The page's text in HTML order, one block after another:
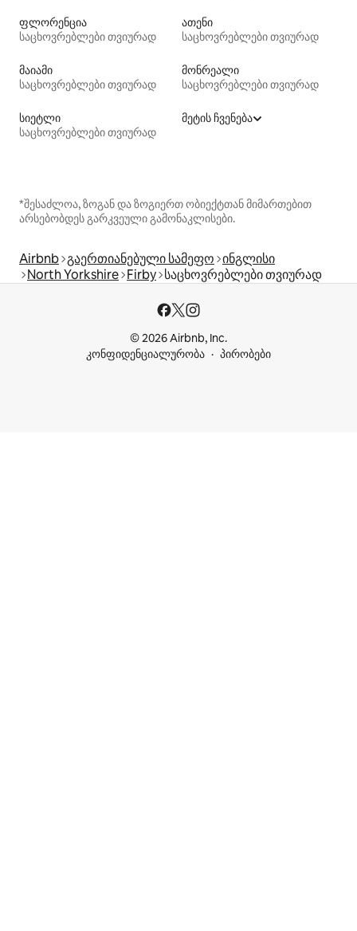
ფლორენცია
საცხოვრებლები თვიურად
ათენი
საცხოვრებლები თვიურად
მაიამი
საცხოვრებლები თვიურად
მონრეალი
საცხოვრებლები თვიურად
სიეტლი
საცხოვრებლები თვიურად
მეტის ჩვენება
*შესაძლოა, ზოგან და ზოგიერთ ობიექტთან მიმართებით
არსებობდეს გარკვეული გამონაკლისები.
Airbnb გაერთიანებული სამეფო ინგლისი
North Yorkshire Firby საცხოვრებლები თვიურად
© 2026 Airbnb, Inc.
კონფიდენციალურობა
პირობები